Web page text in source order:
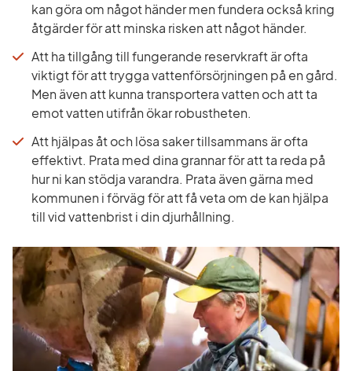
kan göra om något händer men fundera också kring
åtgärder för att minska risken att något händer.
Att ha tillgång till fungerande reservkraft är ofta
viktigt för att trygga vattenförsörjningen på en gård.
Men även att kunna transportera vatten och att ta
emot vatten utifrån ökar robustheten.
Att hjälpas åt och lösa saker tillsammans är ofta
effektivt. Prata med dina grannar för att ta reda på
hur ni kan stödja varandra. Prata även gärna med
kommunen i förväg för att få veta om de kan hjälpa
till vid vattenbrist i din djurhållning.